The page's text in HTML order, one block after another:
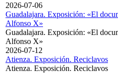
2026-07-06
Guadalajara. Exposición: «El
Alfonso X»
Guadalajara. Exposición: «El
Alfonso X»
2026-07-12
Atienza. Exposición. Reciclavos
Atienza. Exposición. Reciclavos